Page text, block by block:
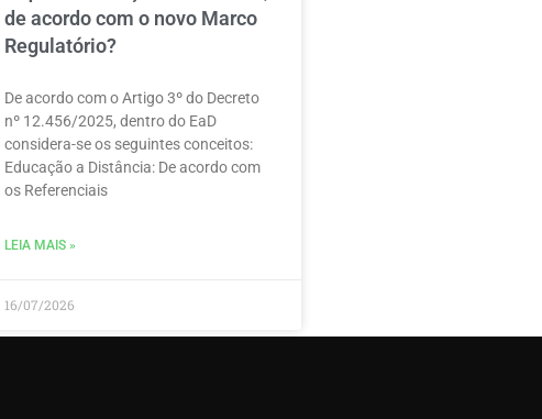
de acordo com o novo Marco
Regulatório?
De acordo com o Artigo 3º do Decreto
nº 12.456/2025, dentro do EaD
considera-se os seguintes conceitos:
Educação a Distância: De acordo com
os Referenciais
LEIA MAIS »
16/07/2026